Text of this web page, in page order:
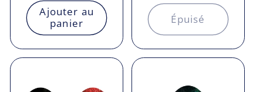
Ajouter au
panier
Épuisé